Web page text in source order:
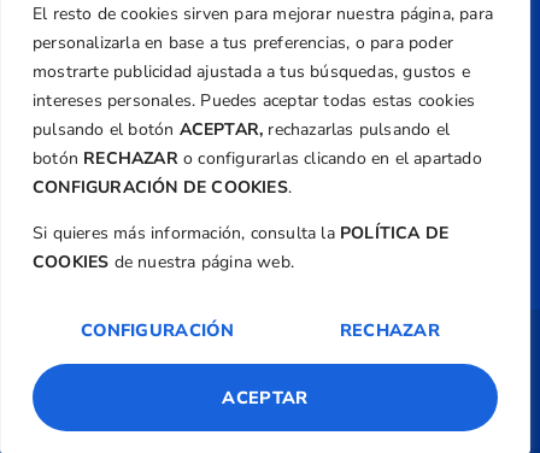
El resto de cookies sirven para mejorar nuestra página, para
personalizarla en base a tus preferencias, o para poder
mostrarte publicidad ajustada a tus búsquedas, gustos e
intereses personales. Puedes aceptar todas estas cookies
pulsando el botón ACEPTAR, rechazarlas pulsando el
botón RECHAZARo configurarlas clicando en el apartado
CONFIGURACIÓN DE COOKIES.
Si quieres más información, consulta la POLÍTICA DE
COOKIES de nuestra página web.
CONFIGURACIÓN RECHAZAR
ACEPTAR
Aviso Legal
Política de Privacidad
Transparencia
Normativa
Federación
TecnoQuatre